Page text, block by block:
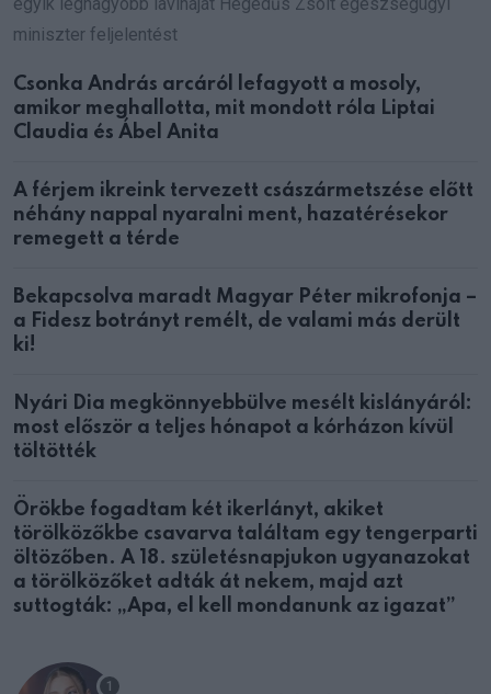
miniszter feljelentést
Csonka András arcáról lefagyott a mosoly,
amikor meghallotta, mit mondott róla Liptai
Claudia és Ábel Anita
A férjem ikreink tervezett császármetszése előtt
néhány nappal nyaralni ment, hazatérésekor
remegett a térde
Bekapcsolva maradt Magyar Péter mikrofonja –
a Fidesz botrányt remélt, de valami más derült
ki!
Nyári Dia megkönnyebbülve mesélt kislányáról:
most először a teljes hónapot a kórházon kívül
töltötték
Örökbe fogadtam két ikerlányt, akiket
törölközőkbe csavarva találtam egy tengerparti
öltözőben. A 18. születésnapjukon ugyanazokat
a törölközőket adták át nekem, majd azt
suttogták: „Apa, el kell mondanunk az igazat”